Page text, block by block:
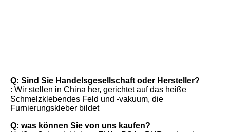
Q: Sind Sie Handelsgesellschaft oder Hersteller?
: Wir stellen in China her, gerichtet auf das heiße
Schmelzklebendes Feld und -vakuum, die
Furnierungskleber bildet
Q: was können Sie von uns kaufen?